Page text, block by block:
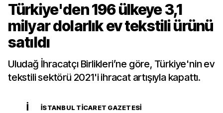
Türkiye'den 196 ülkeye 3,1
milyar dolarlık ev tekstili ürünü
satıldı
Uludağ İhracatçı Birlikleri’ne göre, Türkiye'nin ev
tekstili sektörü 2021'i ihracat artışıyla kapattı.
İ İSTANBUL TICARET GAZETESI